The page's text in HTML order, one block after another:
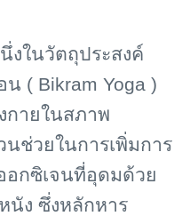
ในวัตถุประสงค์
น ( Bikram Yoga )
กายในสภาพ
ช่วยในการเพิ่มการ
อกซิเจนที่อุดมด้วย
นัง ซึ่งหลักหาร